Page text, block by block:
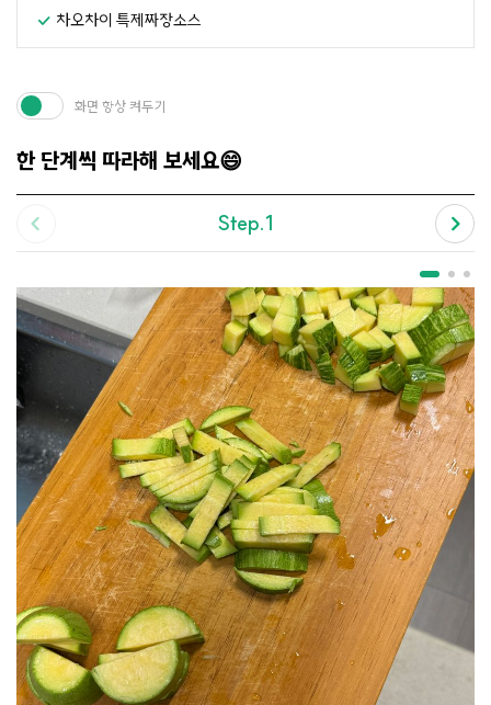
차오차이 특제짜장소스
한 단계씩 따라해 보세요😄
화면 항상 켜두기
Step.1